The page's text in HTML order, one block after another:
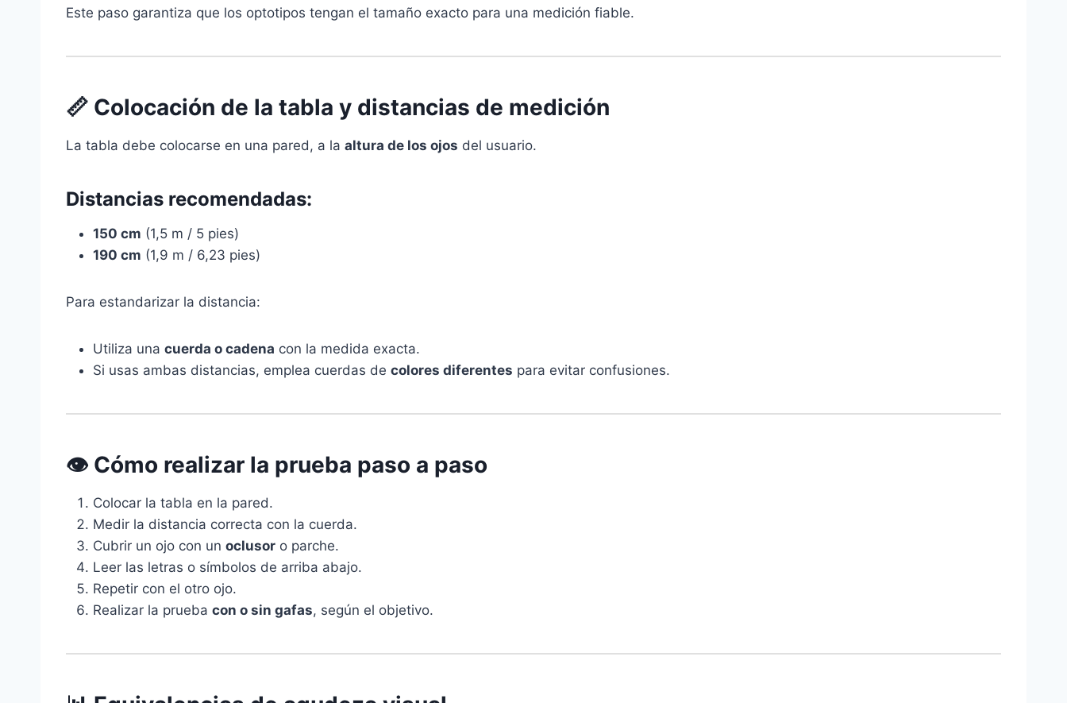
Este paso garantiza que los optotipos tengan el tamaño exacto para una medición fiable.
📏 Colocación de la tabla y distancias de medición
La tabla debe colocarse en una pared, a la altura de los ojos del usuario.
Distancias recomendadas:
150 cm (1,5 m / 5 pies)
190 cm (1,9 m / 6,23 pies)
Para estandarizar la distancia:
Utiliza una cuerda o cadena con la medida exacta.
Si usas ambas distancias, emplea cuerdas de colores diferentes para evitar confusiones.
👁️ Cómo realizar la prueba paso a paso
Colocar la tabla en la pared.
Medir la distancia correcta con la cuerda.
Cubrir un ojo con un oclusor o parche.
Leer las letras o símbolos de arriba abajo.
Repetir con el otro ojo.
Realizar la prueba con o sin gafas, según el objetivo.